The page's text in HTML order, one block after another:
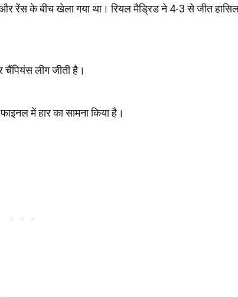
रेंस के बीच खेला गया था। रियल मैड्रिड ने 4-3 से जीत
चैंपियंस लीग जीती है।
में हार का सामना किया है।